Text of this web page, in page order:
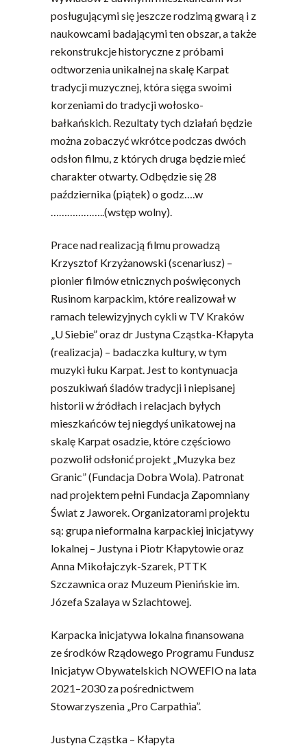
posługującymi się jeszcze rodzimą gwarą i z
naukowcami badającymi ten obszar, a także
rekonstrukcje historyczne z próbami
odtworzenia unikalnej na skalę Karpat
tradycji muzycznej, która sięga swoimi
korzeniami do tradycji wołosko-
bałkańskich. Rezultaty tych działań będzie
można zobaczyć wkrótce podczas dwóch
odsłon filmu, z których druga będzie mieć
charakter otwarty. Odbędzie się 28
października (piątek) o godz….w
………………..(wstęp wolny).
Prace nad realizacją filmu prowadzą
Krzysztof Krzyżanowski (scenariusz) –
pionier filmów etnicznych poświęconych
Rusinom karpackim, które realizował w
ramach telewizyjnych cykli w TV Kraków
„U Siebie” oraz dr Justyna Cząstka-Kłapyta
(realizacja) – badaczka kultury, w tym
muzyki łuku Karpat. Jest to kontynuacja
poszukiwań śladów tradycji i niepisanej
historii w źródłach i relacjach byłych
mieszkańców tej niegdyś unikatowej na
skalę Karpat osadzie, które częściowo
pozwolił odsłonić projekt „Muzyka bez
Granic” (Fundacja Dobra Wola). Patronat
nad projektem pełni Fundacja Zapomniany
Świat z Jaworek. Organizatorami projektu
są: grupa nieformalna karpackiej inicjatywy
lokalnej – Justyna i Piotr Kłapytowie oraz
Anna Mikołajczyk-Szarek, PTTK
Szczawnica oraz Muzeum Pienińskie im.
Józefa Szalaya w Szlachtowej.
Karpacka inicjatywa lokalna finansowana
ze środków Rządowego Programu Fundusz
Inicjatyw Obywatelskich NOWEFIO na lata
2021–2030 za pośrednictwem
Stowarzyszenia „Pro Carpathia”.
Justyna Cząstka – Kłapyta